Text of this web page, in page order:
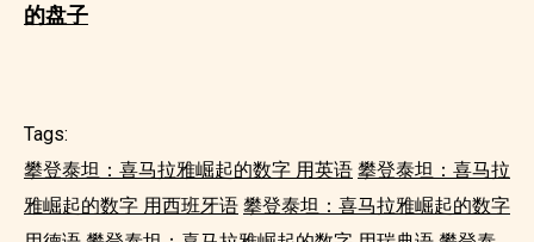
的盘子
Tags:
攀登泰坦：喜马拉雅崛起的数字 用英语 攀登泰坦：喜马拉
雅崛起的数字 用西班牙语 攀登泰坦：喜马拉雅崛起的数字